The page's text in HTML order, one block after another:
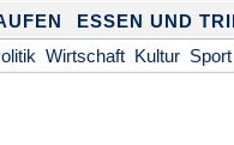
ESSEN UND
Wirtschaft Kultur Sport